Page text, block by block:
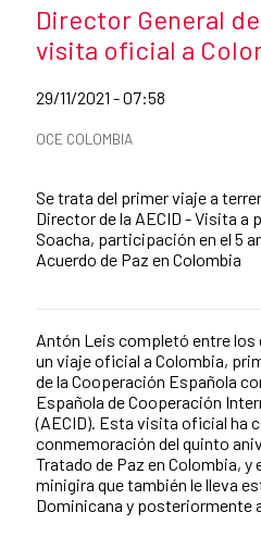
News title
Director General
visita oficial a
Date of publication of the news
29/11/2021 - 07:58
News categories
OCE COLOMBIA
Se trata del primer viaje a
Director de la AECID - Visita a
Soacha, participación en el 5
Acuerdo de Paz en Colombia
News content
Antón Leis completó entre los
un viaje oficial a Colombia,
de la Cooperación Española
Española de Cooperación
(AECID). Esta visita oficial ha
conmemoración del quinto
Tratado de Paz en Colombia, y
minigira que también le lleva
Dominicana y posteriormente